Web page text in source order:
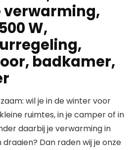
W,
badkamer,
wil je in de winter voor
ruimtes, in je camper of in
daarbij je verwarming in
Dan raden wij je onze